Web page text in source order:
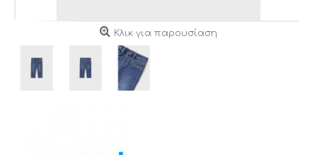
Κλικ για παρουσίαση